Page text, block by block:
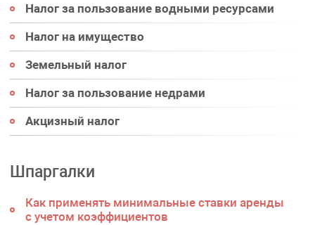
Налог за пользование водными ресурсами
Налог на имущество
Земельный налог
Налог за пользование недрами
Акцизный налог
Шпаргалки
Как применять минимальные ставки аренды
с учетом коэффициентов